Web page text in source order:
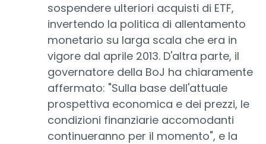
sospendere ulteriori acquisti di ETF,
invertendo la politica di allentamento
monetario su larga scala che era in
vigore dal aprile 2013. D'altra parte, il
governatore della BoJ ha chiaramente
affermato: "Sulla base dell'attuale
prospettiva economica e dei prezzi, le
condizioni finanziarie accomodanti
continueranno per il momento", e la